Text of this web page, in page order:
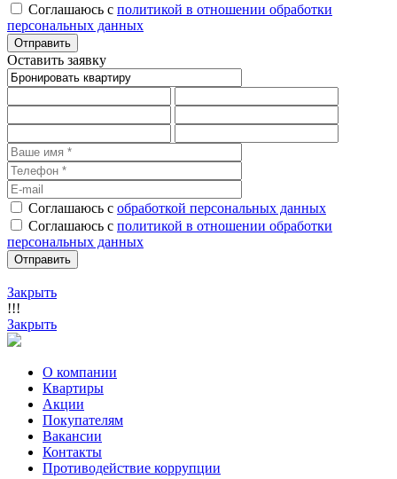
Соглашаюсь с политикой в отношении обработки
персональных данных
Оставить заявку
Соглашаюсь с обработкой персональных данных
Соглашаюсь с политикой в отношении обработки
персональных данных
Закрыть
!!!
Закрыть
О компании
Квартиры
Акции
Покупателям
Вакансии
Контакты
Противодействие коррупции